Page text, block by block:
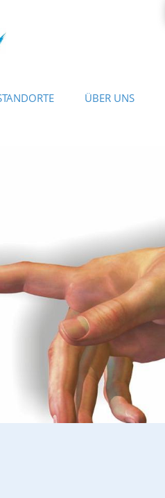
ÜBER UNS